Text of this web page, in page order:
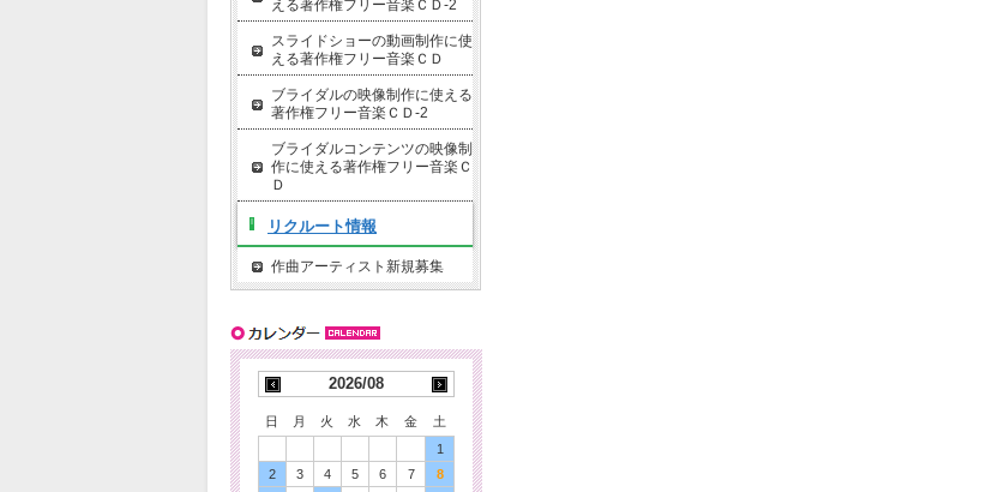
える著作権フリー音楽ＣＤ-2
スライドショーの動画制作に使
える著作権フリー音楽ＣＤ
ブライダルの映像制作に使える
著作権フリー音楽ＣＤ-2
ブライダルコンテンツの映像制
作に使える著作権フリー音楽Ｃ
Ｄ
リクルート情報
作曲アーティスト新規募集
2026/08
日 月 火 水 木 金
土
1
2
3 4 5 6 7
8